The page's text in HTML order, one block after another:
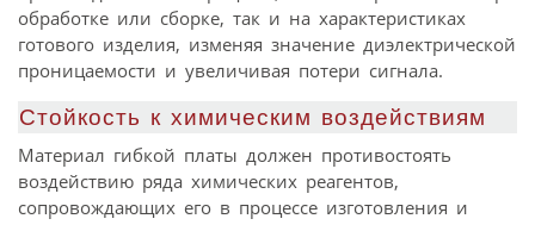
обработке или сборке, так и на характеристиках
готового изделия, изменяя значение диэлектрической
проницаемости и увеличивая потери сигнала.
Стойкость к химическим воздействиям
Материал гибкой платы должен противостоять
воздействию ряда химических реагентов,
сопровождающих его в процессе изготовления и